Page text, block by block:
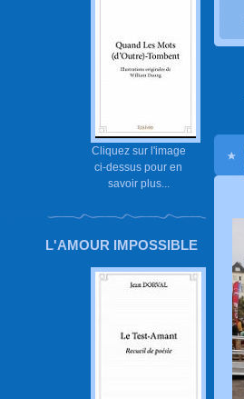
Cliquez sur l'image
ci-dessus pour en
savoir plus...
L'AMOUR IMPOSSIBLE